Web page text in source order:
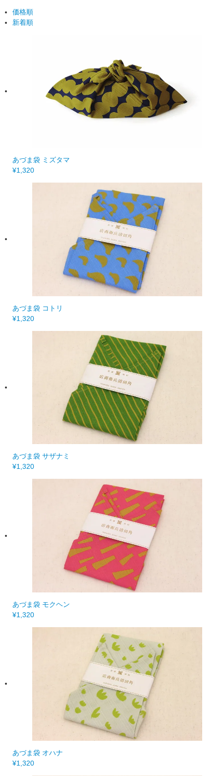
価格順
新着順
あづま袋 ミズタマ
¥1,320
あづま袋 コトリ
¥1,320
あづま袋 サザナミ
¥1,320
あづま袋 モクヘン
¥1,320
あづま袋 オハナ
¥1,320